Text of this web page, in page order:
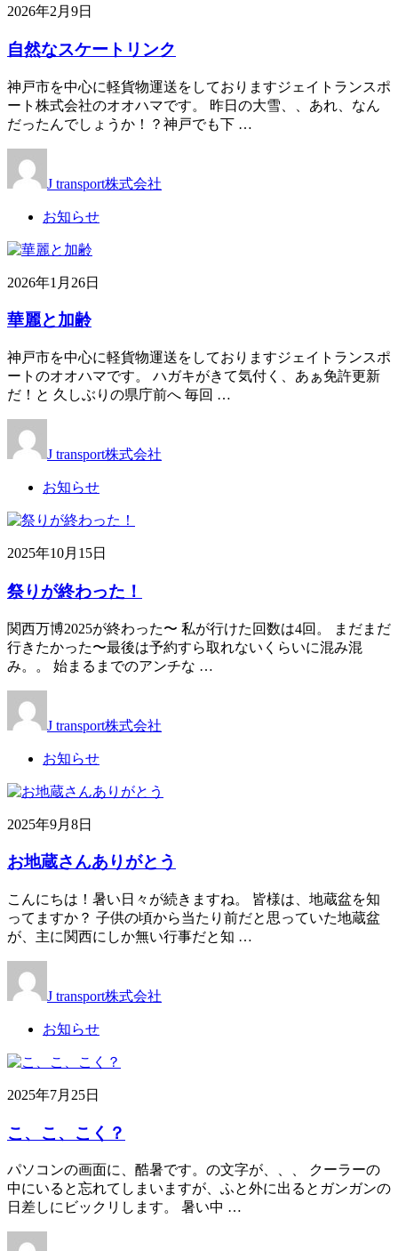
2026年2月9日
自然なスケートリンク
神戸市を中心に軽貨物運送をしておりますジェイトランスポ
ート株式会社のオオハマです。 昨日の大雪、、あれ、なん
だったんでしょうか！？神戸でも下 …
J transport株式会社
お知らせ
2026年1月26日
華麗と加齢
神戸市を中心に軽貨物運送をしておりますジェイトランスポ
ートのオオハマです。 ハガキがきて気付く、あぁ免許更新
だ！と 久しぶりの県庁前へ 毎回 …
J transport株式会社
お知らせ
2025年10月15日
祭りが終わった！
関西万博2025が終わった〜 私が行けた回数は4回。 まだまだ
行きたかった〜最後は予約すら取れないくらいに混み混
み。。 始まるまでのアンチな …
J transport株式会社
お知らせ
2025年9月8日
お地蔵さんありがとう
こんにちは！暑い日々が続きますね。 皆様は、地蔵盆を知
ってますか？ 子供の頃から当たり前だと思っていた地蔵盆
が、主に関西にしか無い行事だと知 …
J transport株式会社
お知らせ
2025年7月25日
こ、こ、こく？
パソコンの画面に、酷暑です。の文字が、、、 クーラーの
中にいると忘れてしまいますが、ふと外に出るとガンガンの
日差しにビックリします。 暑い中 …